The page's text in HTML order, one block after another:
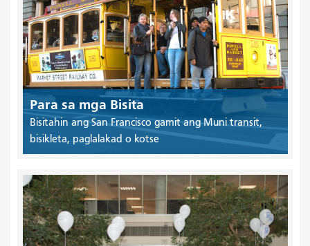
Para sa mga Bisita
Bisitahin ang San Francisco gamit ang Muni transit,
bisikleta, paglalakad o kotse